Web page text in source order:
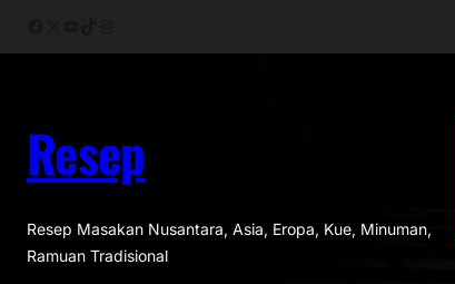
Resep
Resep Masakan Nusantara, Asia, Eropa, Kue, Minuman,
Ramuan Tradisional